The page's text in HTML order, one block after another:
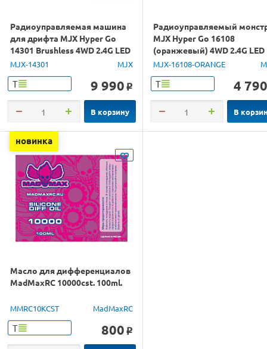
Радиоуправляемая машина
для дрифта MJX Hyper Go
14301 Brushless 4WD 2.4G LED
1/14 RTR
MJX-14301 MJX
Т 9 990 o
В корзину
Радиоуправляемый
MJX Hyper Go 16108
(оранжевый) 4WD 2.4G LED
1/16 RTR
MJX-16108-ORANGE
Т 4 790
В
новинка
Масло для дифференциалов
MadMaxRC 10000cst. 100ml.
MMRC10KCST MadMaxRC
Т 800 o